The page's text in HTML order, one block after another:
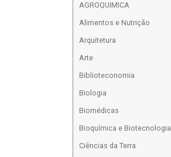
AGROQUIMICA
Alimentos e Nutrição
Arquitetura
Arte
Biblioteconomia
Biologia
Biomédicas
Bioquímica e Biotecnologia
Ciências da Terra